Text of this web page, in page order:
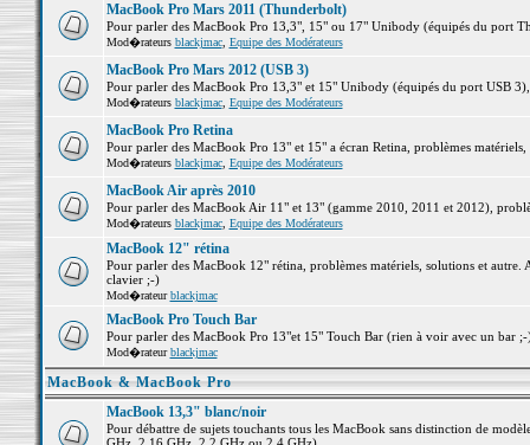
MacBook Pro Mars 2011 (Thunderbolt)
Pour parler des MacBook Pro 13,3", 15" ou 17" Unibody (équipés du port
Mod�rateurs blackjmac, Equipe des Modérateurs
MacBook Pro Mars 2012 (USB 3)
Pour parler des MacBook Pro 13,3" et 15" Unibody (équipés du port USB
Mod�rateurs blackjmac, Equipe des Modérateurs
MacBook Pro Retina
Pour parler des MacBook Pro 13" et 15" a écran Retina, problèmes matériels,
Mod�rateurs blackjmac, Equipe des Modérateurs
MacBook Air après 2010
Pour parler des MacBook Air 11" et 13" (gamme 2010, 2011 et 2012),
Mod�rateurs blackjmac, Equipe des Modérateurs
MacBook 12" rétina
Pour parler des MacBook 12" rétina, problèmes matériels, solutions et
clavier ;-)
Mod�rateurblackjmac
MacBook Pro Touch Bar
Pour parler des MacBook Pro 13"et 15" Touch Bar (rien à voir avec un bar
Mod�rateurblackjmac
MacBook & MacBook Pro
MacBook 13,3" blanc/noir
Pour débattre de sujets touchants tous les MacBook sans distinction de